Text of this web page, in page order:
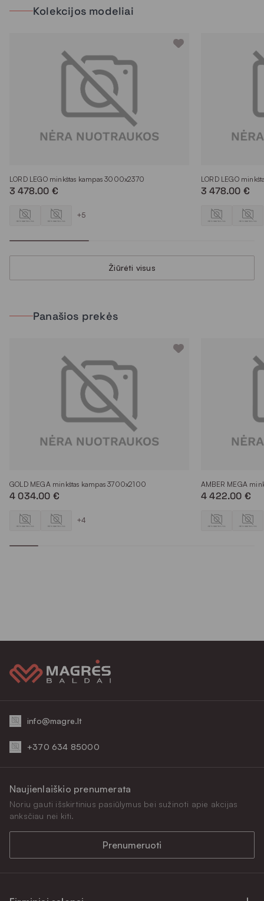
Kolekcijos modeliai
LORD LEGO minkštas kampas 3000x2370
3 478.00 €
+5
LORD LEGO
3 478.00 €
Žiūrėti visus
Panašios prekės
GOLD MEGA minkštas kampas 3700x2100
4 034.00 €
+4
AMBER MEGA
4 422.00 €
info@magre.lt
+370 634 85000
Naujienlaiškio prenumerata
Noriu gauti išskirtinius pasiūlymus bei sužinoti apie akcijas
anksčiau nei kiti.
Prenumeruoti